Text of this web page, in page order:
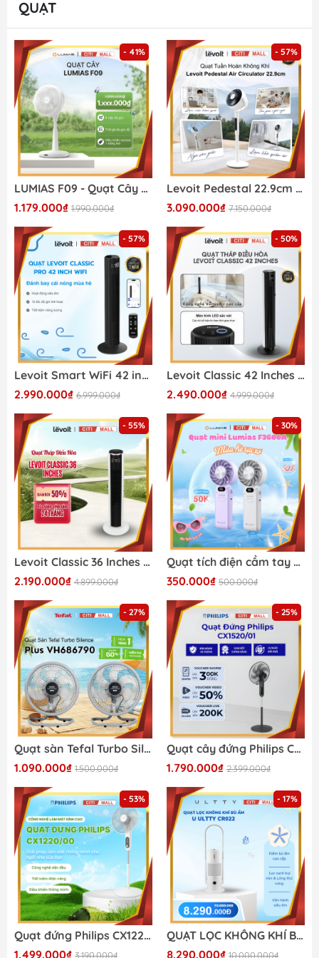
QUẠT
- 41%
LUMIAS F09 - Quạt Cây Đối Lưu 2026
1.179.000₫ 1.990.000₫
- 57%
Levoit Pedestal 22.9cm - Quạt Tuần Hoàn Không Khí 2026
3.090.000₫ 7.150.000₫
- 57%
Levoit Smart WiFi 42 inches - Quạt Tháp Điều Hòa 2026
2.990.000₫ 6.999.000₫
- 50%
Levoit Classic 42 Inches - Quạt Tháp Điều Hòa 2026
2.490.000₫ 4.999.000₫
- 55%
Levoit Classic 36 Inches - Quạt Tháp Điều Hòa 2026
2.190.000₫ 4.899.000₫
- 30%
Quạt tích điện cầm tay mini Lumias F3600A
350.000₫ 500.000₫
- 27%
Quạt sàn Tefal Turbo Silence Plus VH686790
1.090.000₫ 1.500.000₫
- 25%
Quạt cây đứng Philips CX1520/01 - Quạt Hiện Đại 2026
1.790.000₫ 2.399.000₫
- 53%
Quạt đứng Philips CX1220/00 - Quạt Thế Hệ Mới 2026
1.499.000₫ 3.190.000₫
- 17%
QUẠT LỌC KHÔNG KHÍ BÙ ẨM U ULTTY CR022
8.290.000₫ 10.000.000₫